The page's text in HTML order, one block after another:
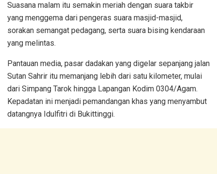
Suasana malam itu semakin meriah dengan suara takbir
yang menggema dari pengeras suara masjid-masjid,
sorakan semangat pedagang, serta suara bising kendaraan
yang melintas.
Pantauan media, pasar dadakan yang digelar sepanjang jalan
Sutan Sahrir itu memanjang lebih dari satu kilometer, mulai
dari Simpang Tarok hingga Lapangan Kodim 0304/Agam.
Kepadatan ini menjadi pemandangan khas yang menyambut
datangnya Idulfitri di Bukittinggi.